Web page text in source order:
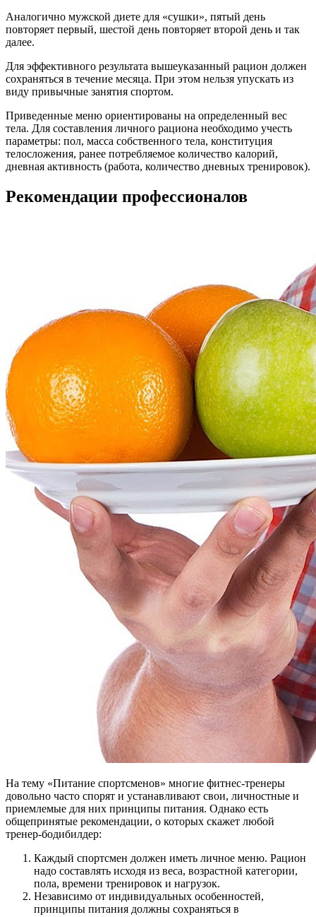
Аналогично мужской диете для «сушки», пятый день
повторяет первый, шестой день повторяет второй день и так
далее.
Для эффективного результата вышеуказанный рацион должен
сохраняться в течение месяца. При этом нельзя упускать из
виду привычные занятия спортом.
Приведенные меню ориентированы на определенный вес
тела. Для составления личного рациона необходимо учесть
параметры: пол, масса собственного тела, конституция
телосложения, ранее потребляемое количество калорий,
дневная активность (работа, количество дневных тренировок).
Рекомендации профессионалов
На тему «Питание спортсменов» многие фитнес-тренеры
довольно часто спорят и устанавливают свои, личностные и
приемлемые для них принципы питания. Однако есть
общепринятые рекомендации, о которых скажет любой
тренер-бодибилдер:
Каждый спортсмен должен иметь личное меню. Рацион
надо составлять исходя из веса, возрастной категории,
пола, времени тренировок и нагрузок.
Независимо от индивидуальных особенностей,
принципы питания должны сохраняться в